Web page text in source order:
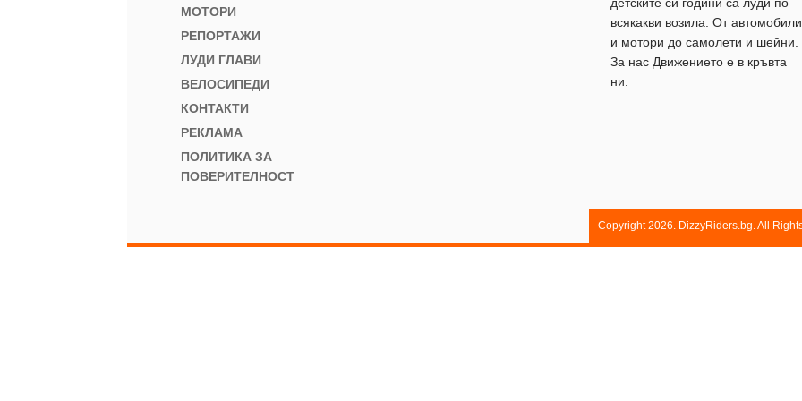
МОТОРИ
РЕПОРТАЖИ
ЛУДИ ГЛАВИ
ВЕЛОСИПЕДИ
КОНТАКТИ
РЕКЛАМА
ПОЛИТИКА ЗА
ПОВЕРИТЕЛНОСТ
всякакви возила. От автомобили
и мотори до самолети и шейни.
За нас Движението е в кръвта
ни.
Copyright 2026. DizzyRiders.bg. All